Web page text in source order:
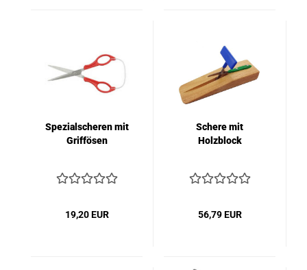
Spezialscheren mit
Griffösen
19,20 EUR
Schere mit
Holzblock
56,79 EUR